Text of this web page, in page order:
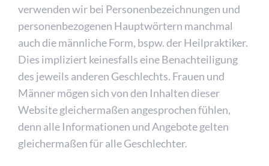
verwenden wir bei Personenbezeichnungen und
personenbezogenen Hauptwörtern manchmal
auch die männliche Form, bspw. der Heilpraktiker.
Dies impliziert keinesfalls eine Benachteiligung
des jeweils anderen Geschlechts. Frauen und
Männer mögen sich von den Inhalten dieser
Website gleichermaßen angesprochen fühlen,
denn alle Informationen und Angebote gelten
gleichermaßen für alle Geschlechter.